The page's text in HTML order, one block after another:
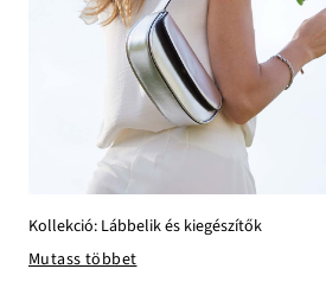
Kollekció: Lábbelik és kiegészítők
Mutass többet